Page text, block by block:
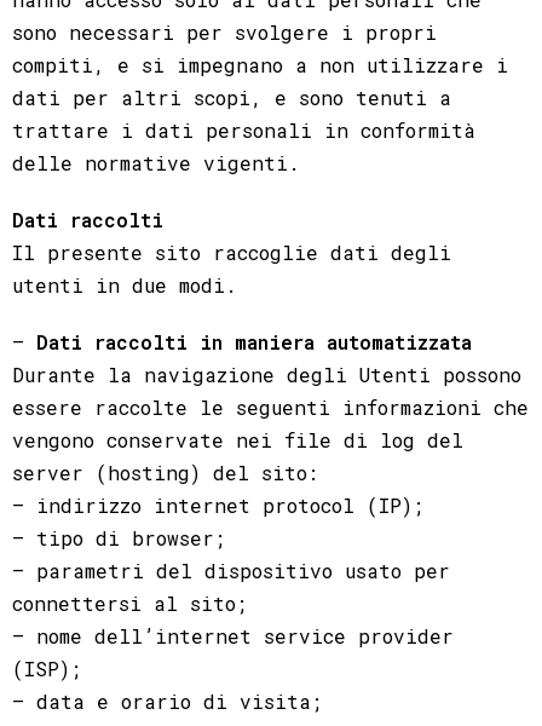
sono necessari per svolgere i propri
compiti, e si impegnano a non utilizzare i
dati per altri scopi, e sono tenuti a
trattare i dati personali in conformità
delle normative vigenti.
Dati raccolti
Il presente sito raccoglie dati degli
utenti in due modi.
– Dati raccolti in maniera automatizzata
Durante la navigazione degli Utenti possono
essere raccolte le seguenti informazioni che
vengono conservate nei file di log del
server (hosting) del sito:
– indirizzo internet protocol (IP);
– tipo di browser;
– parametri del dispositivo usato per
connettersi al sito;
– nome dell’internet service provider
(ISP);
– data e orario di visita;